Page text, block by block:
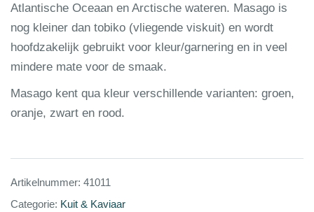
Atlantische Oceaan en Arctische wateren. Masago is
nog kleiner dan tobiko (vliegende viskuit) en wordt
hoofdzakelijk gebruikt voor kleur/garnering en in veel
mindere mate voor de smaak.
Masago kent qua kleur verschillende varianten: groen,
oranje, zwart en rood.
Artikelnummer: 41011
Categorie: Kuit & Kaviaar